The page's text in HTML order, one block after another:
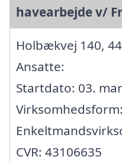
havearbejde v/
Holbækvej 140,
Ansatte:
Startdato: 03.
Virksomhedsform:
CVR: 43106635